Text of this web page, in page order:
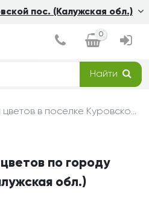
пос. (Калужская обл.)
0
Найти
Доставка цветов в поселке Куровской (Калужская обл.) — условия, сроки и стоимость | Grand-Flora
по городу
обл.)